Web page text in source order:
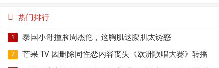
热门排行
1 泰国小哥撞脸周杰伦，这胸肌这腹肌太诱惑
2
芒果 TV 因删除同性恋内容丧失《欧洲歌唱大赛》转播